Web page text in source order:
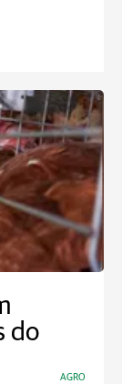
do
AGRO